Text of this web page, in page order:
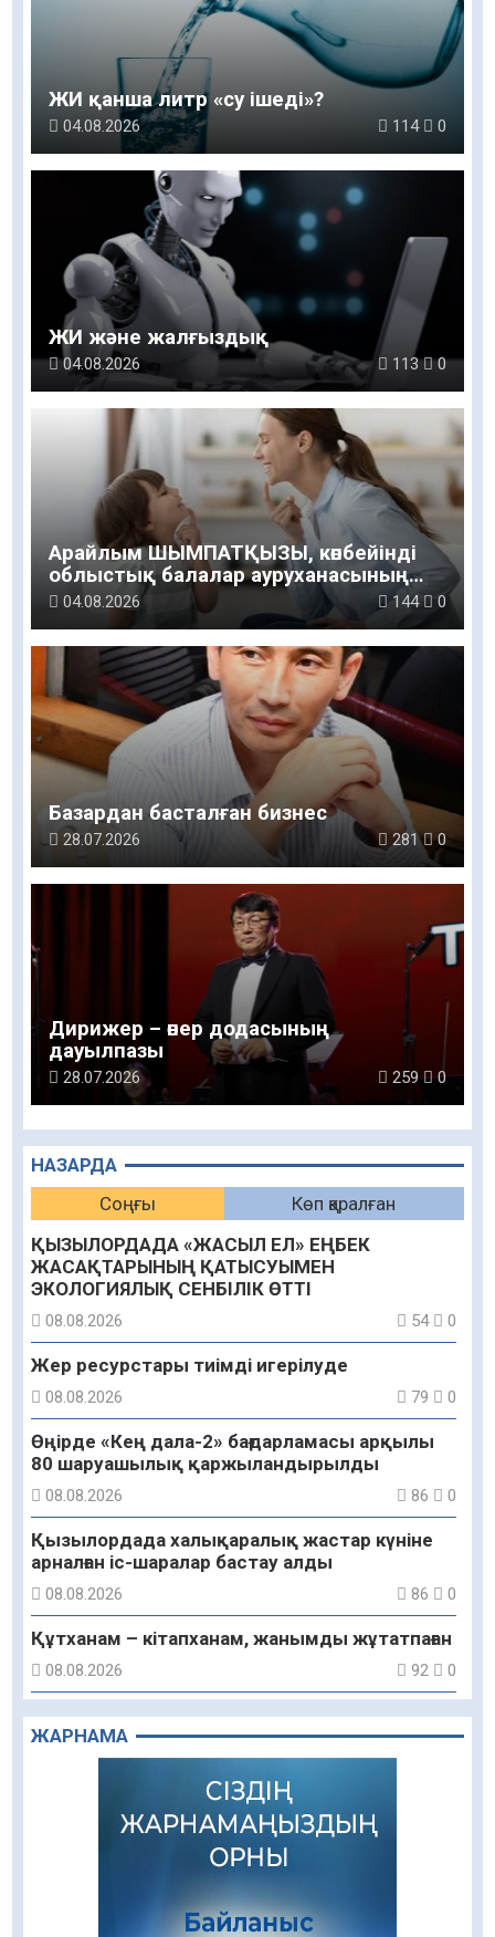
НАЗАРДА
Соңғы
Көп қаралған
ҚЫЗЫЛОРДАДА «ЖАСЫЛ ЕЛ» ЕҢБЕК
ЖАСАҚТАРЫНЫҢ ҚАТЫСУЫМЕН
ЭКОЛОГИЯЛЫҚ СЕНБІЛІК ӨТТІ
08.08.2026 54 0
Жер ресурстары тиімді игерілуде
08.08.2026 79 0
Өңірде «Кең дала-2» бағдарламасы арқылы
80 шаруашылық қаржыландырылды
08.08.2026 86 0
Қызылордада халықаралық жастар күніне
арналған іс-шаралар бастау алды
08.08.2026 86 0
Құтханам – кітапханам, жанымды жұтатпаған
08.08.2026 92 0
Құрылыс қарқыны – қала дамуының айғағы
08.08.2026
Зәулім ғимараттарда туған жерді түлеткен
азаматтардың қолтаңбасы бар
Еңбегі ерлікпен тең мамандық
ЖАРНАМА
ЖИ қанша литр «су ішеді»?
04.08.2026 114 0
ЖИ және жалғыздық
04.08.2026 113 0
Арайлым ШЫМПАТҚЫЗЫ, көпбейінді
облыстық балалар ауруханасының
логопед маманы: Баланың сөйлеуі мен
дамуы үйдегі қарапайым қарым-
қатынастан басталады
04.08.2026 144 0
Базардан басталған бизнес
28.07.2026 281 0
Дирижер – өнер додасының
дауылпазы
28.07.2026 259 0